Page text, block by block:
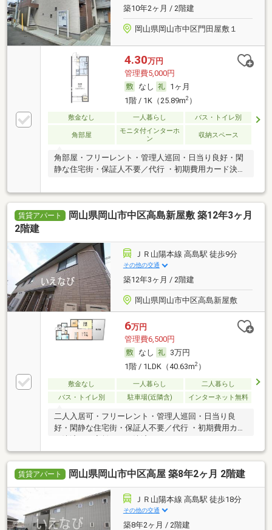
築10年2ヶ月 / 2階建
岡山県岡山市中区門田屋敷１
4.30万円
管理費5,000円
なし
1ヶ月
1階 / 1K（25.89m2）
敷金なし 一人暮らし バス・トイレ別
角部屋
モニタ付インターホ
ン
収納スペース
角部屋・フリーレント・管理人巡回・日当り良好・閑
静な住宅街・保証人不要／代行 ・初期費用カード決済
賃貸アパート
岡山県岡山市中区高島新屋敷 築12年3ヶ月
2階建
ＪＲ山陽本線 高島駅 徒歩9分
その他の交通
築12年3ヶ月 / 2階建
岡山県岡山市中区高島新屋敷
6万円
管理費6,500円
なし
3万円
1階 / 1LDK（40.63m2）
敷金なし 一人暮らし
二人暮らし
バス・トイレ別
駐車場(近隣含) インターネット無料
二人入居可・フリーレント・管理人巡回・日当り良
好・閑静な住宅街・保証人不要／代行 ・初期費用カー
ド決済可・家賃カード決済可
賃貸アパート 岡山県岡山市中区高屋 築8年2ヶ月 2階建
ＪＲ山陽本線 高島駅 徒歩18分
その他の交通
築8年2ヶ月 / 2階建